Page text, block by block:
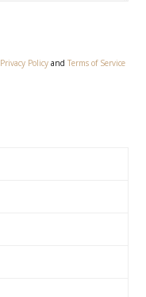
Privacy Policy andTerms of Service